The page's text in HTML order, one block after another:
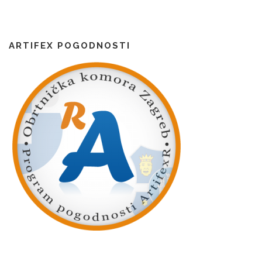
ARTIFEX POGODNOSTI